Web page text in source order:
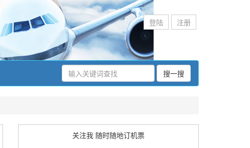
登陆 注册
搜一搜
关注我 随时随地订机票